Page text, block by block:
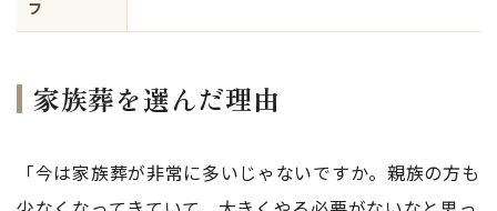
フ
家族葬を選んだ理由
「今は家族葬が非常に多いじゃないですか。親族の方も